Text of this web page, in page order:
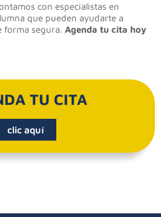
con especialistas en
que pueden ayudarte a
forma segura. Agenda tu cita hoy
TU CITA
clic aquí